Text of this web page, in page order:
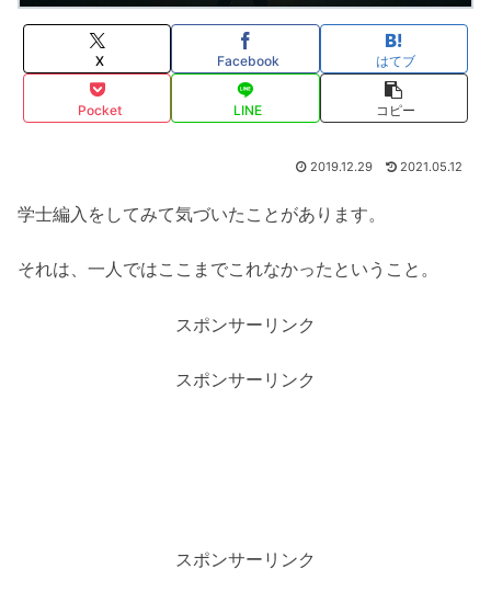
X Facebook はてブ
Pocket LINE コピー
2019.12.29 2021.05.12
学士編入をしてみて気づいたことがあります。
それは、一人ではここまでこれなかったということ。
スポンサーリンク
スポンサーリンク
スポンサーリンク